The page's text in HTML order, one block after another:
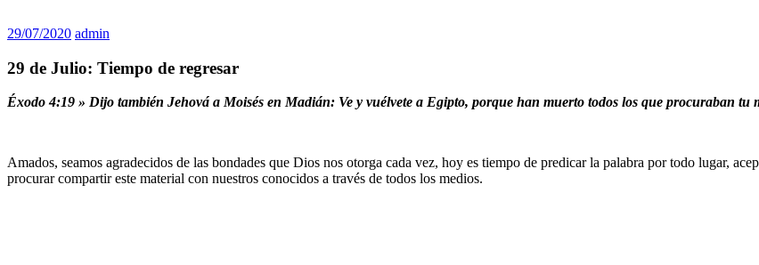
29/07/2020 admin
29 de Julio: Tiempo de regresar
Éxodo 4:19 » Dijo también Jehová a Moisés en Madián: Ve y vuélvete a Egipto, porque han muerto todos los que procuraban tu
Amados, seamos agradecidos de las bondades que Dios nos otorga cada vez, hoy es tiempo de predicar la palabra por todo lugar,
procurar compartir este material con nuestros conocidos a través de todos los medios.